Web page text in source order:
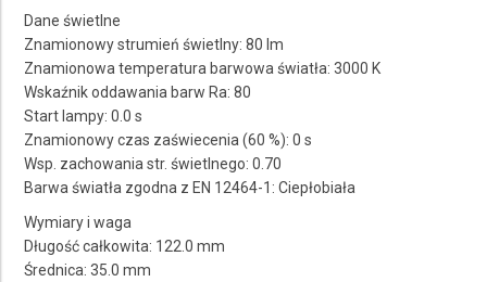
Dane świetlne
Znamionowy strumień świetlny: 80 lm
Znamionowa temperatura barwowa światła: 3000 K
Wskaźnik oddawania barw Ra: 80
Start lampy: 0.0 s
Znamionowy czas zaświecenia (60 %): 0 s
Wsp. zachowania str. świetlnego: 0.70
Barwa światła zgodna z EN 12464-1: Ciepłobiała
Wymiary i waga
Długość całkowita: 122.0 mm
Średnica: 35.0 mm